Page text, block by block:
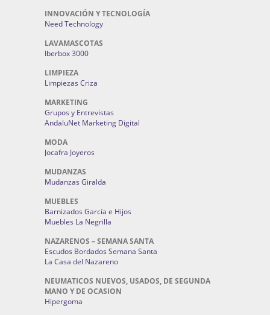
INNOVACIÓN Y TECNOLOGÍA
Need Technology
LAVAMASCOTAS
Iberbox 3000
LIMPIEZA
Limpiezas Criza
MARKETING
Grupos y Entrevistas
AndaluNet Marketing Digital
MODA
Jocafra Joyeros
MUDANZAS
Mudanzas Giralda
MUEBLES
Barnizados García e Hijos
Muebles La Negrilla
NAZARENOS – SEMANA SANTA
Escudos Bordados Semana Santa
La Casa del Nazareno
NEUMATICOS NUEVOS, USADOS, DE SEGUNDA
MANO Y DE OCASION
Hipergoma